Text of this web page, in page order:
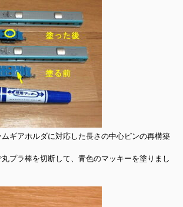
ギアホルダに対応した長さの中心ピンの再構築
プラ棒を切断して、青色のマッキーを塗りまし